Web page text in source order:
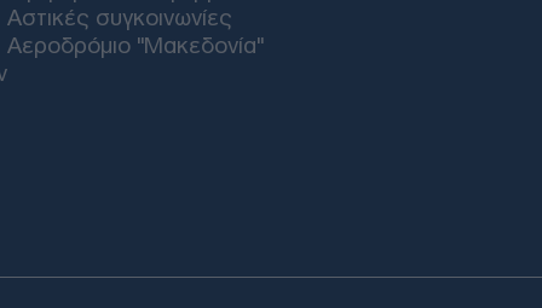
Αστικές συγκοινωνίες
Αεροδρόμιο "Μακεδονία"